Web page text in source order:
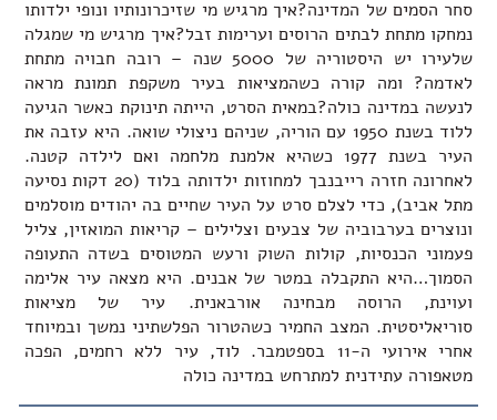
סחר הסמים של המדינה?איך מרגיש מי שזיכרונותיו ונופי ילדותו
נמחקו מתחת לבתים הרוסים וערימות זבל?איך מרגיש מי שמגלה
שלעירו יש היסטוריה של 5000 שנה – רובה חבויה מתחת
לאדמה? ומה קורה כשהמציאות בעיר משקפת תמונת מראה
לנעשה במדינה כולה?במאית הסרט, הייתה תינוקת כאשר הגיעה
ללוד בשנת 1950 עם הוריה, שניהם ניצולי שואה. היא עזבה את
העיר בשנת 1977 כשהיא אלמנת מלחמה ואם לילדה קטנה.
לאחרונה חזרה רייבנבך למחוזות ילדותה בלוד (20 דקות נסיעה
מתל אביב), כדי לצלם סרט על העיר שחיים בה יהודים מוסלמים
ונוצרים בערבוביה של צבעים וצלילים – קריאות המואזין, צליל
פעמוני הכנסיות, קולות השוק ורעש המטוסים בשדה התעופה
הסמוך…היא התקבלה במטר של אבנים. היא מצאה עיר אלימה
ועוינת, הרוסה מבחינה אורבאנית. עיר של מציאות
סוריאליסטית. המצב החמיר כשהטרור הפלשתיני נמשך ובמיוחד
אחרי אירועי ה-11 בספטמבר. לוד, עיר ללא רחמים, הפכה
מטאפורה עתידנית למתרחש במדינה כולה